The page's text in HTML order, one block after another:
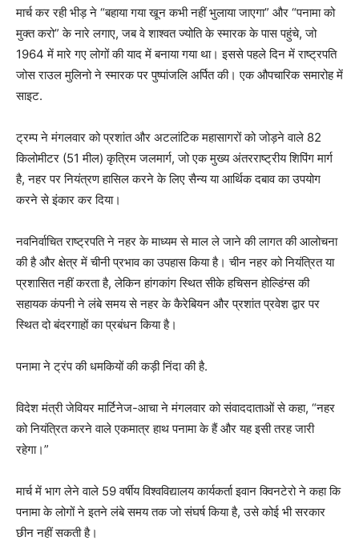
मार्च कर रही भीड़ ने “बहाया गया खून कभी नहीं भुलाया जाएगा” और “पनामा को
मुक्त करो” के नारे लगाए, जब वे शाश्वत ज्योति के स्मारक के पास पहुंचे, जो
1964 में मारे गए लोगों की याद में बनाया गया था। इससे पहले दिन में राष्ट्रपति
जोस राउल मुलिनो ने स्मारक पर पुष्पांजलि अर्पित की। एक औपचारिक समारोह में
साइट.
ट्रम्प ने मंगलवार को प्रशांत और अटलांटिक महासागरों को जोड़ने वाले 82
किलोमीटर (51 मील) कृत्रिम जलमार्ग, जो एक मुख्य अंतरराष्ट्रीय शिपिंग मार्ग
है, नहर पर नियंत्रण हासिल करने के लिए सैन्य या आर्थिक दबाव का उपयोग
करने से इंकार कर दिया।
नवनिर्वाचित राष्ट्रपति ने नहर के माध्यम से माल ले जाने की लागत की आलोचना
की है और क्षेत्र में चीनी प्रभाव का उपहास किया है। चीन नहर को नियंत्रित या
प्रशासित नहीं करता है, लेकिन हांगकांग स्थित सीके हचिसन होल्डिंग्स की
सहायक कंपनी ने लंबे समय से नहर के कैरेबियन और प्रशांत प्रवेश द्वार पर
स्थित दो बंदरगाहों का प्रबंधन किया है।
पनामा ने ट्रंप की धमकियों की कड़ी निंदा की है.
विदेश मंत्री जेवियर मार्टिनेज-आचा ने मंगलवार को संवाददाताओं से कहा, “नहर
को नियंत्रित करने वाले एकमात्र हाथ पनामा के हैं और यह इसी तरह जारी
रहेगा।”
मार्च में भाग लेने वाले 59 वर्षीय विश्वविद्यालय कार्यकर्ता इवान क्विनटेरो ने कहा कि
पनामा के लोगों ने इतने लंबे समय तक जो संघर्ष किया है, उसे कोई भी सरकार
छीन नहीं सकती है।